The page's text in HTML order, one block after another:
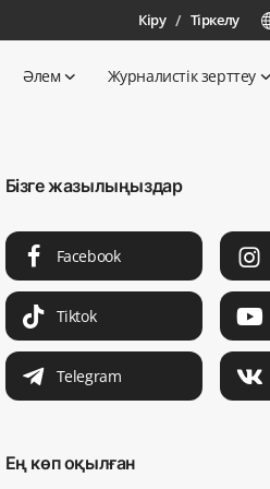
Кіру / Тіркелу
Әлем Журналистік зерттеу
Бізге жазылыңыздар
Facebook
Tiktok
Telegram
Ең көп оқылған